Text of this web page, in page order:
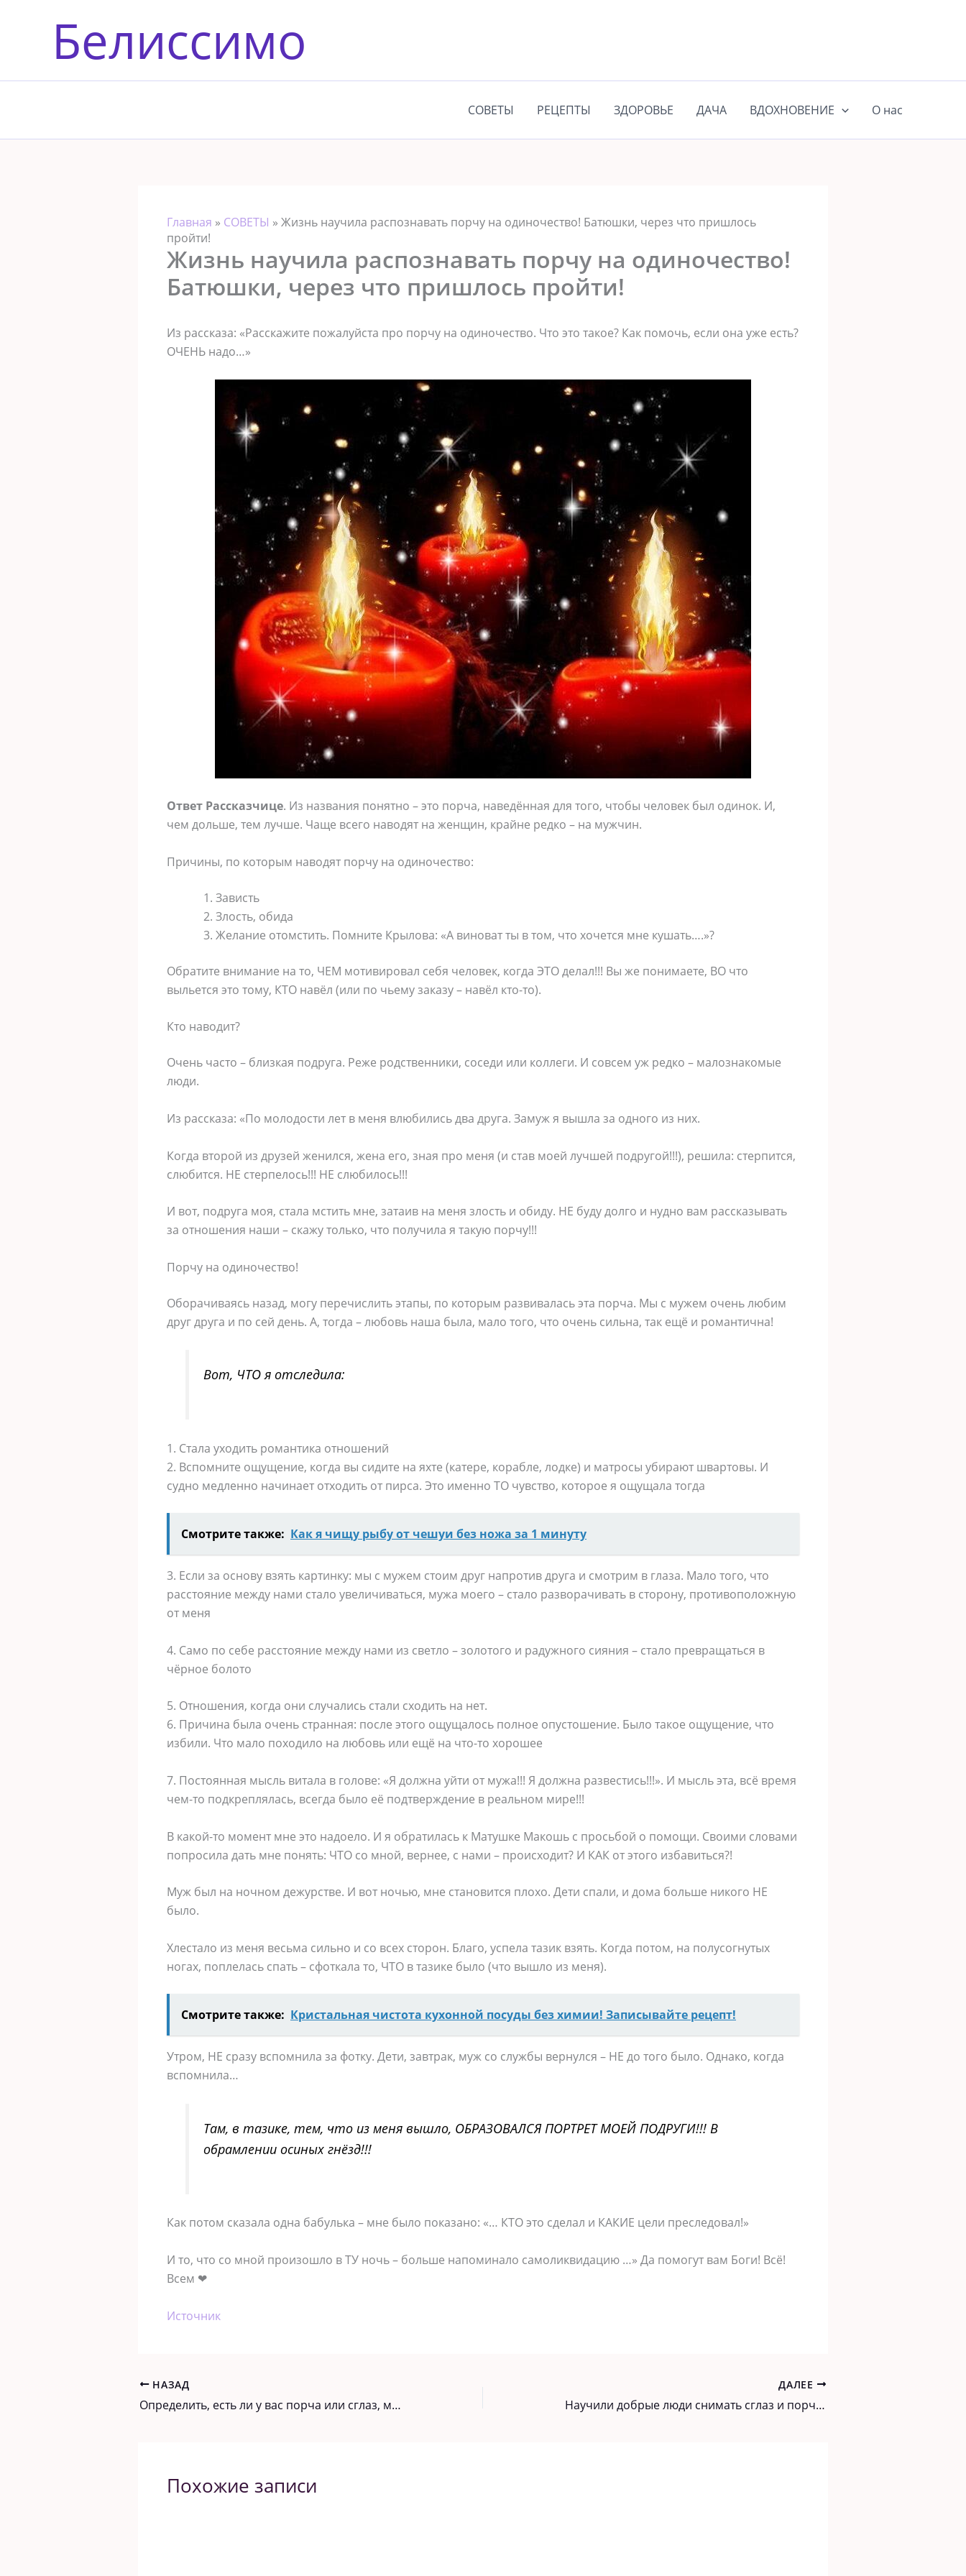
содержимомуБелиссимо
СОВЕТЫ РЕЦЕПТЫ ЗДОРОВЬЕ ДАЧА ВДОХНОВЕНИЕ О нас
Главная » СОВЕТЫ » Жизнь научила распознавать порчу на одиночество! Батюшки, через что пришлось
пройти!
Жизнь научила распознавать порчу на одиночество!
Батюшки, через что пришлось пройти!
Из рассказа: «Расскажите пожалуйста про порчу на одиночество. Что это такое? Как помочь, если она уже есть?
ОЧЕНЬ надо…»
Ответ Рассказчице. Из названия понятно – это порча, наведённая для того, чтобы человек был одинок. И,
чем дольше, тем лучше. Чаще всего наводят на женщин, крайне редко – на мужчин.
Причины, по которым наводят порчу на одиночество:
Зависть
Злость, обида
Желание отомстить. Помните Крылова: «А виноват ты в том, что хочется мне кушать….»?
Обратите внимание на то, ЧЕМ мотивировал себя человек, когда ЭТО делал!!! Вы же понимаете, ВО что
выльется это тому, КТО навёл (или по чьему заказу – навёл кто-то).
Кто наводит?
Очень часто – близкая подруга. Реже родственники, соседи или коллеги. И совсем уж редко – малознакомые
люди.
Из рассказа: «По молодости лет в меня влюбились два друга. Замуж я вышла за одного из них.
Когда второй из друзей женился, жена его, зная про меня (и став моей лучшей подругой!!!), решила: стерпится,
слюбится. НЕ стерпелось!!! НЕ слюбилось!!!
И вот, подруга моя, стала мстить мне, затаив на меня злость и обиду. НЕ буду долго и нудно вам рассказывать
за отношения наши – скажу только, что получила я такую порчу!!!
Порчу на одиночество!
Оборачиваясь назад, могу перечислить этапы, по которым развивалась эта порча. Мы с мужем очень любим
друг друга и по сей день. А, тогда – любовь наша была, мало того, что очень сильна, так ещё и романтична!
Вот, ЧТО я отследила:
1. Стала уходить романтика отношений
2. Вспомните ощущение, когда вы сидите на яхте (катере, корабле, лодке) и матросы убирают швартовы. И
судно медленно начинает отходить от пирса. Это именно ТО чувство, которое я ощущала тогда
Смотрите также: Как я чищу рыбу от чешуи без ножа за 1 минуту
3. Если за основу взять картинку: мы с мужем стоим друг напротив друга и смотрим в глаза. Мало того, что
расстояние между нами стало увеличиваться, мужа моего – стало разворачивать в сторону, противоположную
от меня
4. Само по себе расстояние между нами из светло – золотого и радужного сияния – стало превращаться в
чёрное болото
5. Отношения, когда они случались стали сходить на нет.
6. Причина была очень странная: после этого ощущалось полное опустошение. Было такое ощущение, что
избили. Что мало походило на любовь или ещё на что-то хорошее
7. Постоянная мысль витала в голове: «Я должна уйти от мужа!!! Я должна развестись!!!». И мысль эта, всё время
чем-то подкреплялась, всегда было её подтверждение в реальном мире!!!
В какой-то момент мне это надоело. И я обратилась к Матушке Макошь с просьбой о помощи. Своими словами
попросила дать мне понять: ЧТО со мной, вернее, с нами – происходит? И КАК от этого избавиться?!
Муж был на ночном дежурстве. И вот ночью, мне становится плохо. Дети спали, и дома больше никого НЕ
было.
Хлестало из меня весьма сильно и со всех сторон. Благо, успела тазик взять. Когда потом, на полусогнутых
ногах, поплелась спать – сфоткала то, ЧТО в тазике было (что вышло из меня).
Смотрите также: Кристальная чистота кухонной посуды без химии! Записывайте рецепт!
Утром, НЕ сразу вспомнила за фотку. Дети, завтрак, муж со службы вернулся – НЕ до того было. Однако, когда
вспомнила…
Там, в тазике, тем, что из меня вышло, ОБРАЗОВАЛСЯ ПОРТРЕТ МОЕЙ ПОДРУГИ!!! В
обрамлении осиных гнёзд!!!
Как потом сказала одна бабулька – мне было показано: «… КТО это сделал и КАКИЕ цели преследовал!»
И то, что со мной произошло в ТУ ночь – больше напоминало самоликвидацию …» Да помогут вам Боги! Всё!
Всем ❤
Источник
НАЗАД
Определить, есть ли у вас порча или сглаз, можно самостоятельно. Метод с обычным куриным яйцом
ДАЛЕЕ
Научили добрые люди снимать сглаз и порчу самостоятельно сырым яйцом. Оказалось все проще простого!
Похожие записи